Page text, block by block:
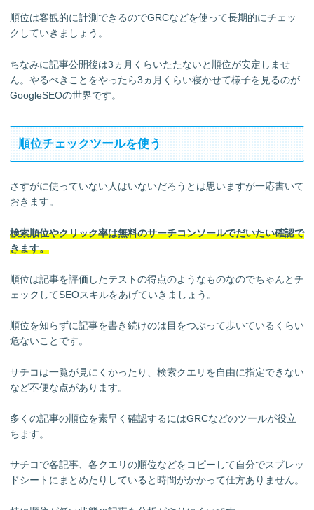
順位は客観的に計測できるのでGRCなどを使って長期的にチェッ
クしていきましょう。
ちなみに記事公開後は3ヵ月くらいたたないと順位が安定しませ
ん。やるべきことをやったら3ヵ月くらい寝かせて様子を見るのが
GoogleSEOの世界です。
順位チェックツールを使う
さすがに使っていない人はいないだろうとは思いますが一応書いて
おきます。
検索順位やクリック率は無料のサーチコンソールでだいたい確認で
きます。
順位は記事を評価したテストの得点のようなものなのでちゃんとチ
ェックしてSEOスキルをあげていきましょう。
順位を知らずに記事を書き続けのは目をつぶって歩いているくらい
危ないことです。
サチコは一覧が見にくかったり、検索クエリを自由に指定できない
など不便な点があります。
多くの記事の順位を素早く確認するにはGRCなどのツールが役立
ちます。
サチコで各記事、各クエリの順位などをコピーして自分でスプレッ
ドシートにまとめたりしていると時間がかかって仕方ありません。